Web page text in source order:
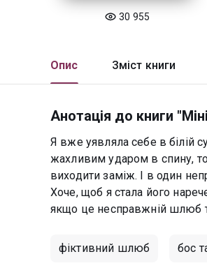
30 955
Опис Зміст книги
Анотація до книги
Я вже уявляла себе в білій
жахливим ударом в спину,
виходити заміж. І в один
Хоче, щоб я стала його
якщо це несправжній шлюб
фіктивний шлюб бос